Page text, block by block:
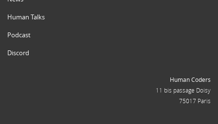
Human Talks
Podcast
Discord
Human Coders
11 bis passage Doisy
75017 Paris